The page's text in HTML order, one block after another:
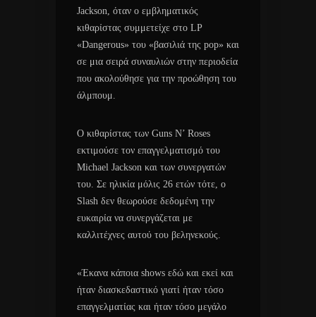
Jackson, όταν ο εμβληματικός
κιθαρίστας συμμετείχε στο LP
«Dangerous» του «βασιλιά της pop» και
σε μια σειρά συναυλιών στην περιοδεία
που ακολούθησε για την προώθηση του
άλμπουμ.
Ο κιθαρίστας των Guns N’ Roses
εκτιμούσε τον επαγγελματισμό του
Michael Jackson και των συνεργατών
του. Σε ηλικία μόλις 26 ετών τότε, ο
Slash δεν θεωρούσε δεδομένη την
ευκαιρία να συνεργάζεται με
καλλιτέχνες αυτού του βεληνεκούς.
«Έκανα κάποια shows εδώ και εκεί και
ήταν διασκεδαστικό γιατί ήταν τόσο
επαγγελματίας και ήταν τόσο μεγάλο